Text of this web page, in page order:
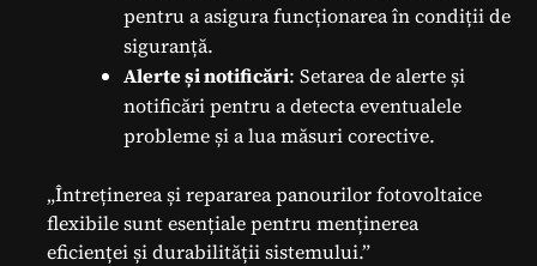
pentru a asigura funcționarea în condiții de
siguranță.
Alerte și notificări: Setarea de alerte și
notificări pentru a detecta eventualele
probleme și a lua măsuri corective.
„Întreținerea și repararea panourilor fotovoltaice
flexibile sunt esențiale pentru menținerea
eficienței și durabilității sistemului.”